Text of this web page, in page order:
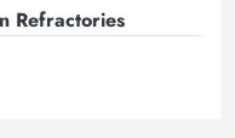
Refractories